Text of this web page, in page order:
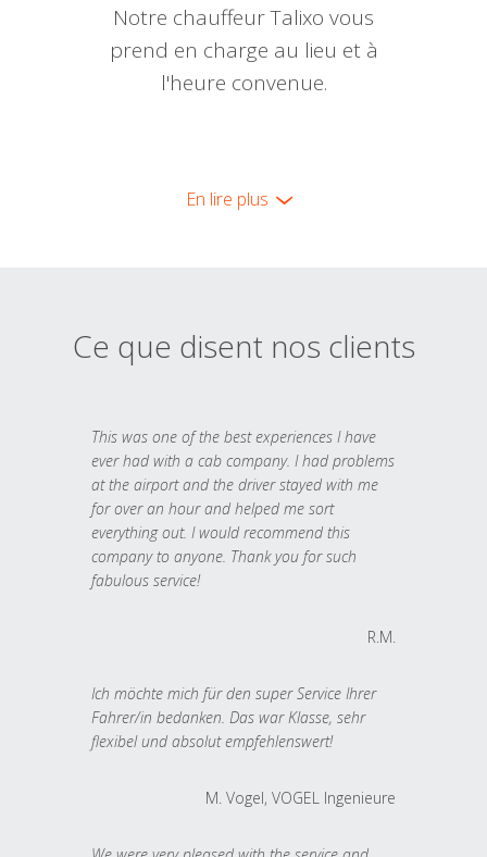
Notre chauffeur Talixo vous
prend en charge au lieu et à
l'heure convenue.
En lire plus
Ce que disent nos clients
This was one of the best experiences I have
ever had with a cab company. I had problems
at the airport and the driver stayed with me
for over an hour and helped me sort
everything out. I would recommend this
company to anyone. Thank you for such
fabulous service!
R.M.
Ich möchte mich für den super Service Ihrer
Fahrer/in bedanken. Das war Klasse, sehr
flexibel und absolut empfehlenswert!
M. Vogel, VOGEL Ingenieure